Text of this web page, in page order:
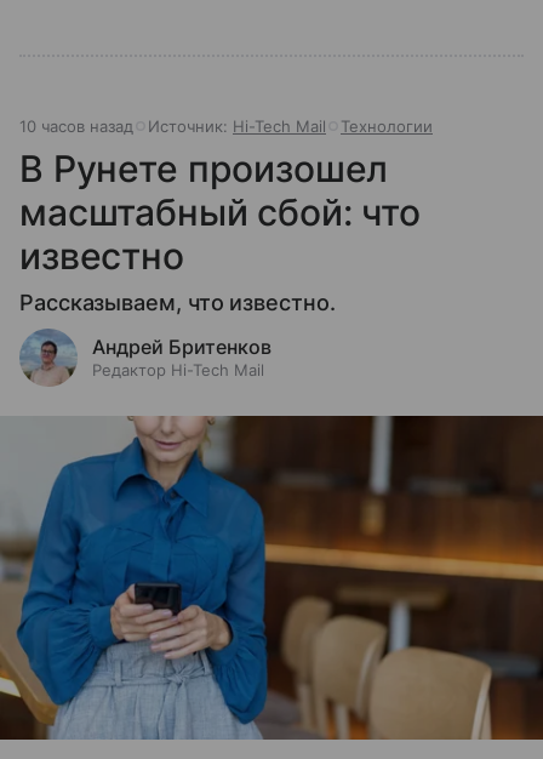
10 часов назад Источник: Hi-Tech Mail Технологии
В Рунете произошел
масштабный сбой: что
известно
Рассказываем, что известно.
Андрей Бритенков
Редактор Hi-Tech Mail